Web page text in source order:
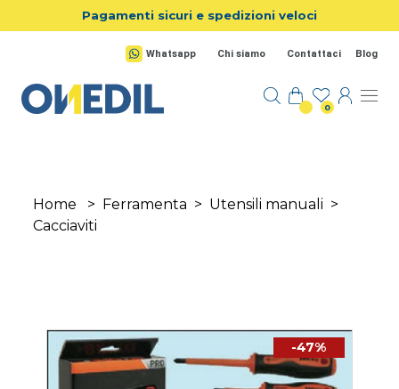
Salta al contenuto principale
Pagamenti sicuri e spedizioni veloci
Whatsapp Chi siamo Contattaci Blog
0
Home > Ferramenta > Utensili manuali >
Cacciaviti
-47%